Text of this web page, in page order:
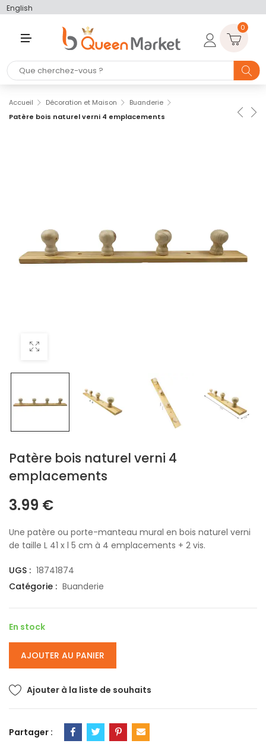
English
U
0
Accueil Décoration et Maison
Buanderie
Patère bois naturel verni 4 emplacements
Patère bois naturel verni 4
emplacements
3.99 €
Une patère ou porte-manteau mural en bois naturel verni
de taille L 41 x l 5 cm à 4 emplacements + 2 vis.
UGS : 18741874
Catégorie : Buanderie
En stock
AJOUTER AU PANIER
Ajouter à la liste de souhaits
Partager :